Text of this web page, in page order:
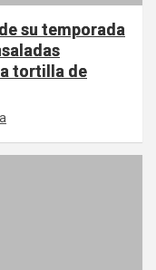
su temporada
tortilla de